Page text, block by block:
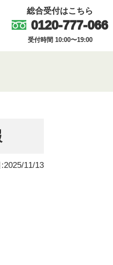
総合受付はこちら
0120-777-066
受付時間 10:00〜19:00
11/13